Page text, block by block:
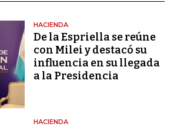
HACIENDA
De la Espriella se reúne
con Milei y destacó su
influencia en su llegada
a la Presidencia
HACIENDA